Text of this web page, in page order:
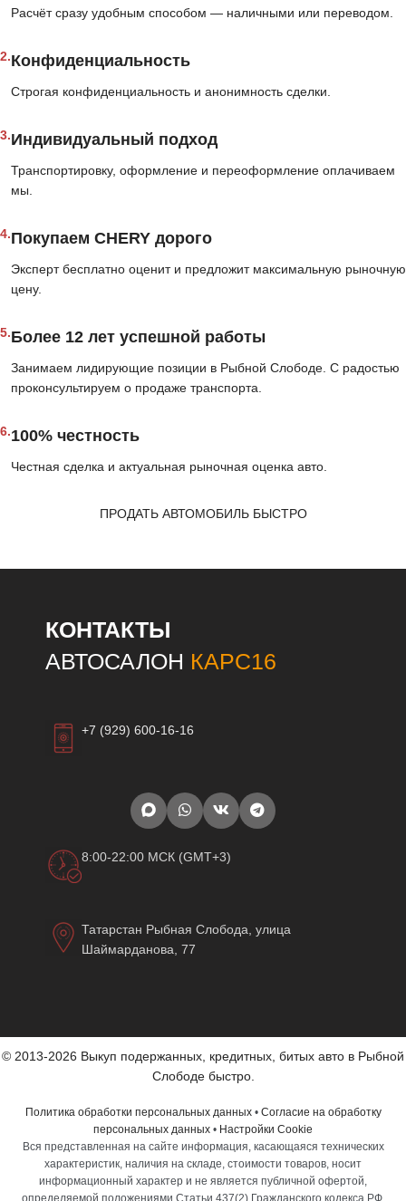
Расчёт сразу удобным способом — наличными или переводом.
2.Конфиденциальность
Строгая конфиденциальность и анонимность сделки.
3.Индивидуальный подход
Транспортировку, оформление и переоформление оплачиваем
мы.
4.Покупаем CHERY дорого
Эксперт бесплатно оценит и предложит максимальную рыночную
цену.
5.Более 12 лет успешной работы
Занимаем лидирующие позиции в Рыбной Слободе. С радостью
проконсультируем о продаже транспорта.
6.100% честность
Честная сделка и актуальная рыночная оценка авто.
ПРОДАТЬ АВТОМОБИЛЬ БЫСТРО
КОНТАКТЫ
АВТОСАЛОН КАРС16
+7 (929) 600-16-16
8:00-22:00 МСК (GMT+3)
Татарстан Рыбная Слобода, улица
Шаймарданова, 77
© 2013-2026 Выкуп подержанных, кредитных, битых авто в Рыбной
Слободе быстро.
Политика обработки персональных данных• Согласие на обработку
персональных данных • Настройки Cookie
Вся представленная на сайте информация, касающаяся технических
характеристик, наличия на складе, стоимости товаров, носит
информационный характер и не является публичной офертой,